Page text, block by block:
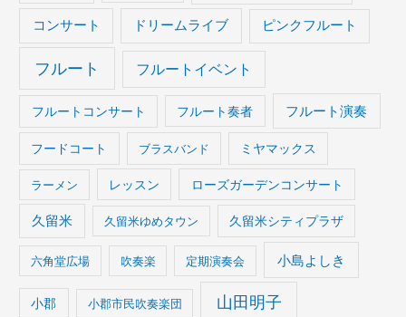
コンサート ドリームライブ ピンクフルート
フルート フルートイベント
フルートコンサート フルート奏者 フルート演奏
フードコート ブラスバンド ミヤマックス
ラーメン レッスン ローズガーデンコンサート
久留米 久留米ゆめタウン 久留米シティプラザ
六角堂広場 吹奏楽 定期演奏会 小島よしき
小郡 小郡市民吹奏楽団 山田明子